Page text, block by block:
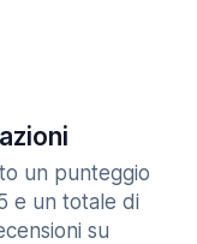
un punteggio
e un totale di
su